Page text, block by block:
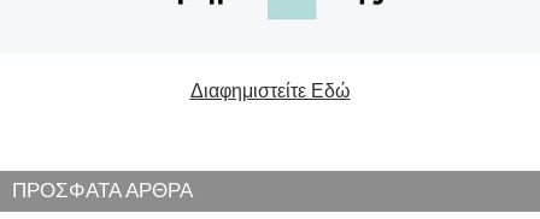
Διαφημιστείτε Εδώ
ΠΡΟΣΦΑΤΑ ΑΡΘΡΑ